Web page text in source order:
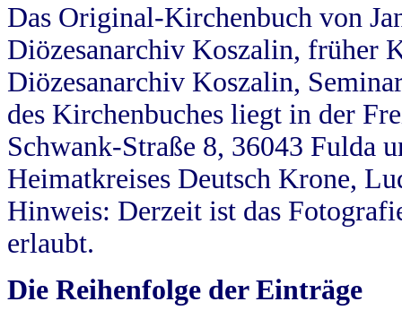
Das Original-Kirchenbuch von
Diözesanarchiv Koszalin, früher
Diözesanarchiv Koszalin,
des Kirchenbuches liegt in der
Schwank-Straße 8, 36043 Fulda
Heimatkreises Deutsch Krone,
Hinweis: Derzeit ist das
erlaubt.
Die Reihenfolge der Einträge